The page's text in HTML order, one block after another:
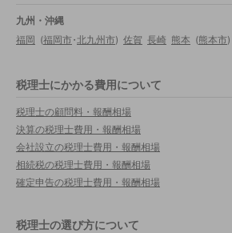
九州・沖縄
福岡 (福岡市・北九州市) 佐賀 長崎 熊本 (熊本市)
税理士にかかる費用について
税理士の顧問料・報酬相場
決算の税理士費用・報酬相場
会社設立の税理士費用・報酬相場
相続税の税理士費用・報酬相場
確定申告の税理士費用・報酬相場
税理士の選び方について